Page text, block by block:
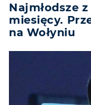
Najmłodsze
miesięcy.
na Wołyniu